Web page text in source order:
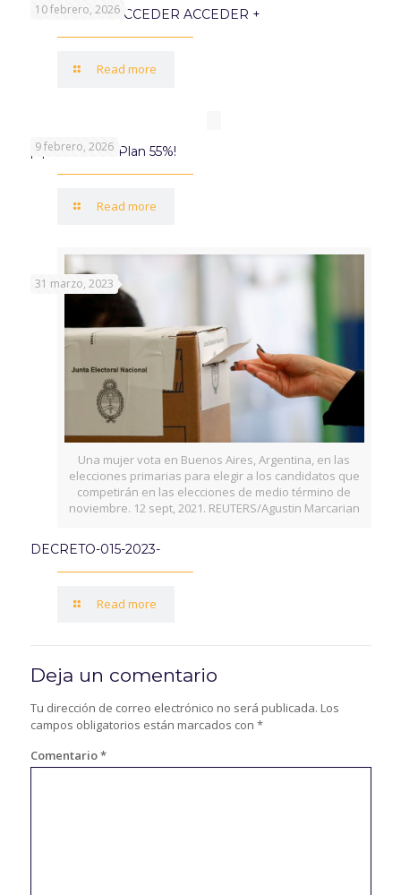
10 febrero, 2026
PROGRAMA ACCEDER ACCEDER +
Read more
9 febrero, 2026
¡Aprovechá el Plan 55%!
Read more
Una mujer vota en Buenos Aires, Argentina, en las
elecciones primarias para elegir a los candidatos que
competirán en las elecciones de medio término de
noviembre. 12 sept, 2021. REUTERS/Agustin Marcarian
31 marzo, 2023
DECRETO-015-2023-
Read more
Deja un comentario
Tu dirección de correo electrónico no será publicada. Los
campos obligatorios están marcados con *
Comentario*